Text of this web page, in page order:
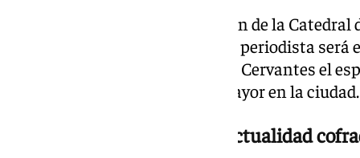
Castillo releva en el cargo al deán de la
pronunció el pregón en 2025. El periodista será
público congregado en el Teatro Cervantes el
marca el inicio de la Semana Mayor en la ciudad.
Un pregón marcado por la actualidad